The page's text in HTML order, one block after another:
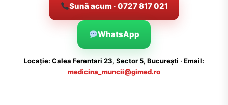
Sună acum · 0727 817 021
WhatsApp
Locație: Calea Ferentari 23, Sector 5, București · Email:
medicina_muncii@gimed.ro